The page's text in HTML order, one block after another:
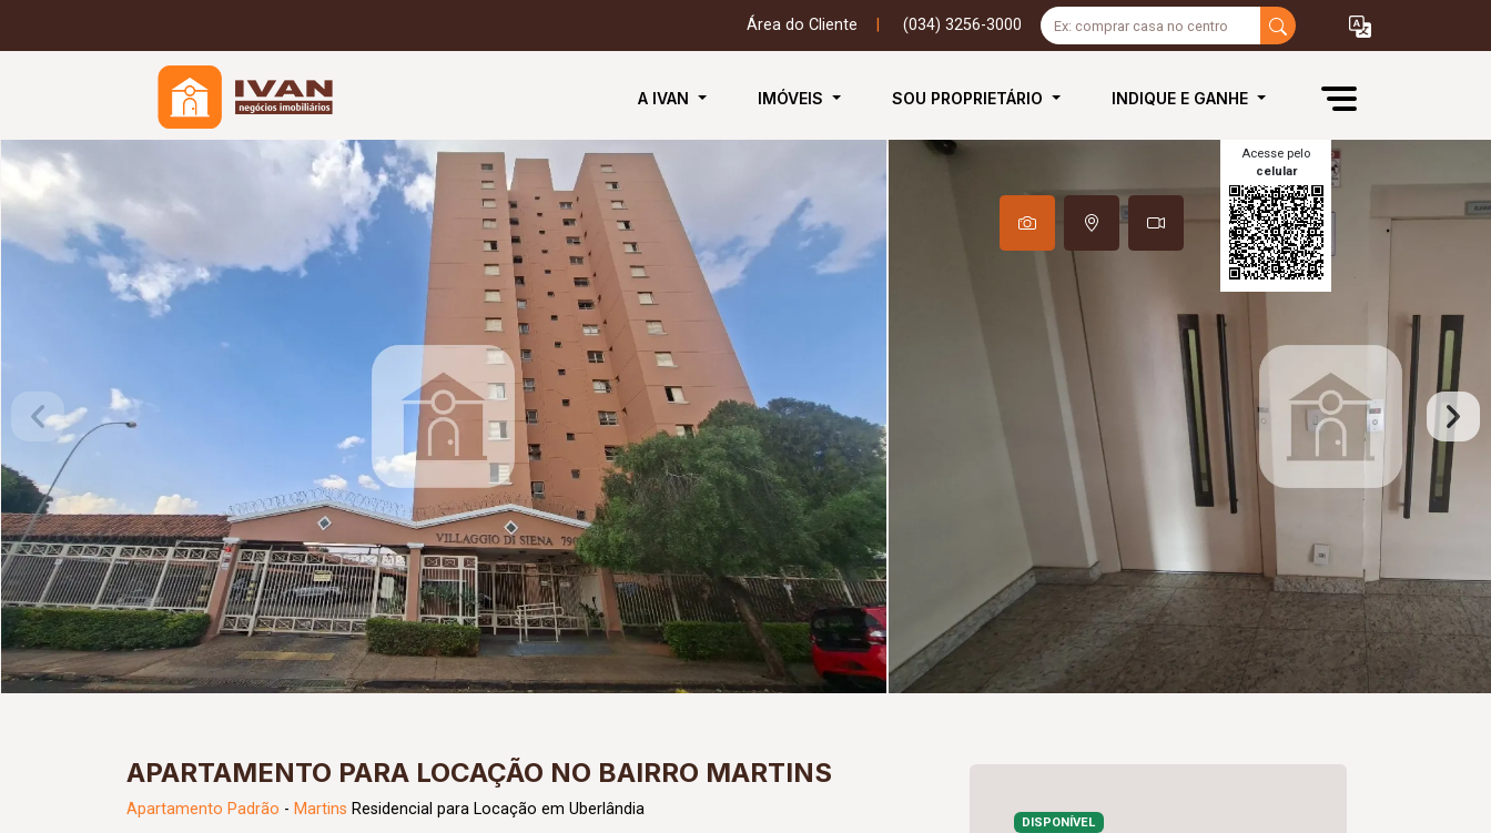
Área do Cliente (034) 3256-3000
A IVAN IMÓVEIS SOU PROPRIETÁRIO INDIQUE E GANHE
Acesse pelo
celular
APARTAMENTO PARA LOCAÇÃO NO BAIRRO MARTINS
Apartamento Padrão - Martins Residencial para Locação em Uberlândia
DISPONÍVEL